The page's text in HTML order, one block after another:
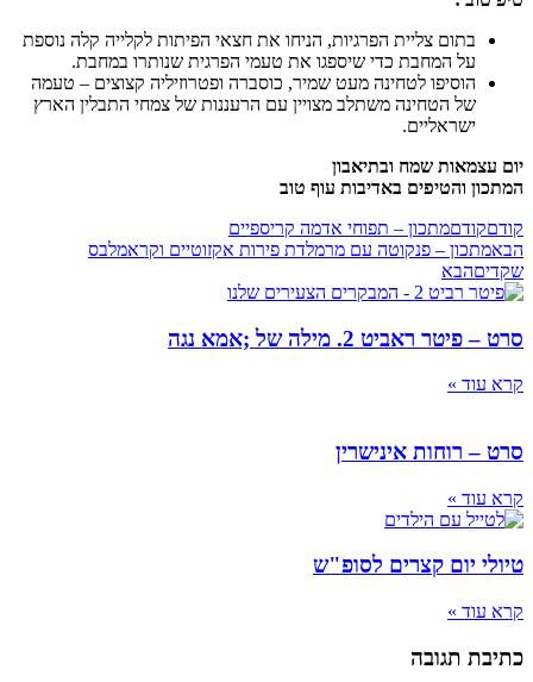
בתום צליית הפרגיות, הניחו את חצאי הפיתות לקלייה קלה נוספת
על המחבת כדי שיספגו את טעמי הפרגית שנותרו במחבת.
הוסיפו לטחינה מעט שמיר, כוסברה ופטרוזיליה קצוצים – טעמה
של הטחינה משתלב מצויין עם הרעננות של צמחי התבלין הארץ
ישראליים.
שמח ובתיאבון
והטיפים באדיבות עוף טוב
מתכון – תפוחי אדמה קריספיים
– פנקוטה עם מרמלדת פירות אקזוטיים וקראמלבס
הבא
ראביט 2. מילה של ;אמא נגה
»
רוחות אינישרין
»
יום קצרים לסופ"ש
»
תגובה